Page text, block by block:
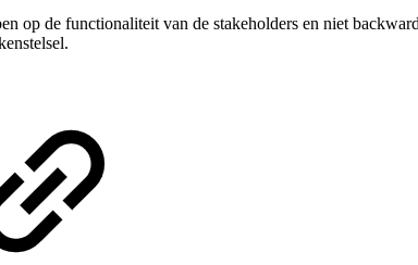
op de functionaliteit van de stakeholders en niet